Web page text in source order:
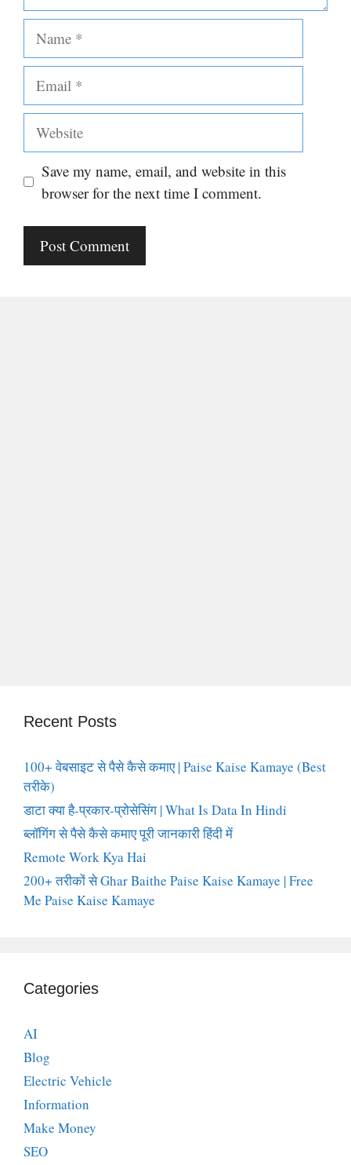
Save my name, email, and website in this
browser for the next time I comment.
Recent Posts
100+ वेबसाइट से पैसे कैसे कमाए | Paise Kaise Kamaye (Best
तरीके)
डाटा क्या है-प्रकार-प्रोसेसिंग | What Is Data In Hindi
ब्लॉगिंग से पैसे कैसे कमाए पूरी जानकारी हिंदी में
Remote Work Kya Hai
200+ तरीकों से Ghar Baithe Paise Kaise Kamaye | Free
Me Paise Kaise Kamaye
Categories
AI
Blog
Electric Vehicle
Information
Make Money
SEO